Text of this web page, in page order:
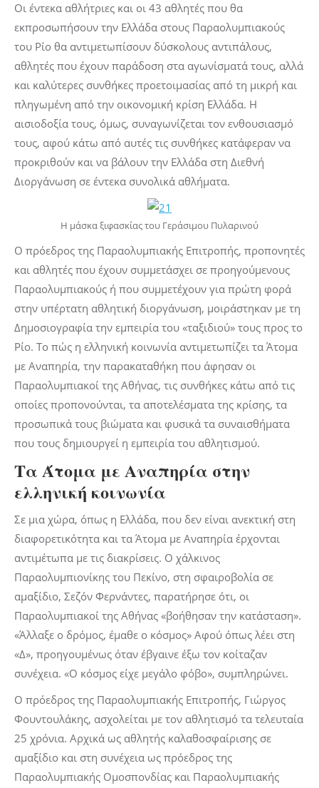
Οι έντεκα αθλήτριες και οι 43 αθλητές που θα
εκπροσωπήσουν την Ελλάδα στους Παραολυμπιακούς
του Ρίο θα αντιμετωπίσουν δύσκολους αντιπάλους,
αθλητές που έχουν παράδοση στα αγωνίσματά τους, αλλά
και καλύτερες συνθήκες προετοιμασίας από τη μικρή και
πληγωμένη από την οικονομική κρίση Ελλάδα. Η
αισιοδοξία τους, όμως, συναγωνίζεται τον ενθουσιασμό
τους, αφού κάτω από αυτές τις συνθήκες κατάφεραν να
προκριθούν και να βάλουν την Ελλάδα στη Διεθνή
Διοργάνωση σε έντεκα συνολικά αθλήματα.
Η μάσκα ξιφασκίας του Γεράσιμου Πυλαρινού
Ο πρόεδρος της Παραολυμπιακής Επιτροπής, προπονητές
και αθλητές που έχουν συμμετάσχει σε προηγούμενους
Παραολυμπιακούς ή που συμμετέχουν για πρώτη φορά
στην υπέρτατη αθλητική διοργάνωση, μοιράστηκαν με τη
Δημοσιογραφία την εμπειρία του «ταξιδιού» τους προς το
Ρίο. Το πώς η ελληνική κοινωνία αντιμετωπίζει τα Άτομα
με Αναπηρία, την παρακαταθήκη που άφησαν οι
Παραολυμπιακοί της Αθήνας, τις συνθήκες κάτω από τις
οποίες προπονούνται, τα αποτελέσματα της κρίσης, τα
προσωπικά τους βιώματα και φυσικά τα συναισθήματα
που τους δημιουργεί η εμπειρία του αθλητισμού.
Τα Άτομα με Αναπηρία στην
ελληνική κοινωνία
Σε μια χώρα, όπως η Ελλάδα, που δεν είναι ανεκτική στη
διαφορετικότητα και τα Άτομα με Αναπηρία έρχονται
αντιμέτωπα με τις διακρίσεις. Ο χάλκινος
Παραολυμπιονίκης του Πεκίνο, στη σφαιροβολία σε
αμαξίδιο, Σεζόν Φερνάντες, παρατήρησε ότι, οι
Παραολυμπιακοί της Αθήνας «βοήθησαν την κατάσταση».
«Άλλαξε ο δρόμος, έμαθε ο κόσμος» Αφού όπως λέει στη
«Δ», προηγουμένως όταν έβγαινε έξω τον κοίταζαν
συνέχεια. «Ο κόσμος είχε μεγάλο φόβο», συμπληρώνει.
Ο πρόεδρος της Παραολυμπιακής Επιτροπής, Γιώργος
Φουντουλάκης, ασχολείται με τον αθλητισμό τα τελευταία
25 χρόνια. Αρχικά ως αθλητής καλαθοσφαίρισης σε
αμαξίδιο και στη συνέχεια ως πρόεδρος της
Παραολυμπιακής Ομοσπονδίας και Παραολυμπιακής